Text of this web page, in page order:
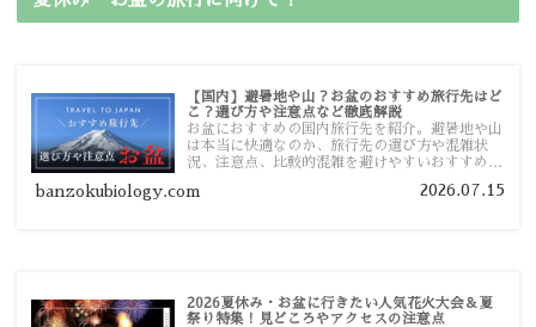
【国内】避暑地や山？お盆のおすすめ旅行先はど
こ？選び方や注意点など徹底解説
お盆におすすめの国内旅行先を紹介。避暑地や山
は本当に快適なのか、旅行先の選び方や混雑状
況、注意点、比較的混雑を避けやすいおすすめス
す。
banzokubiology.com 2026.07.15
2026夏休み・お盆に行きたい人気花火大会＆夏
祭り特集！見どころやアクセスの注意点